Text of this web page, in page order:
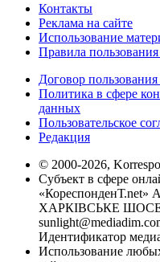
Контакты
Реклама на сайте
Использование
Правила
Договор
Политика в сфере
данных
Пользовательское
Редакция
© 2000-2026,
Субъект в сфере
«КореспонденТ.net»
ХАРКІВСЬКЕ ШОСЕ,
Идентификатор
Использование